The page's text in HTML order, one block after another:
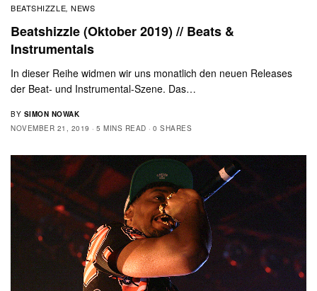
BEATSHIZZLE,NEWS
Beatshizzle (Oktober 2019) // Beats &
Instrumentals
In dieser Reihe widmen wir uns monatlich den neuen Releases
der Beat- und Instrumental-Szene. Das…
BY SIMON NOWAK
NOVEMBER 21, 2019
5 MINS READ 0 SHARES